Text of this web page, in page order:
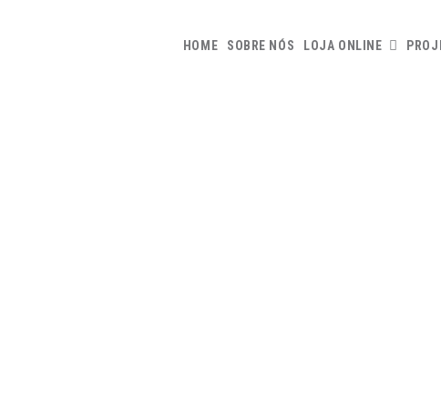
HOME SOBRE NÓS LOJA ONLINE